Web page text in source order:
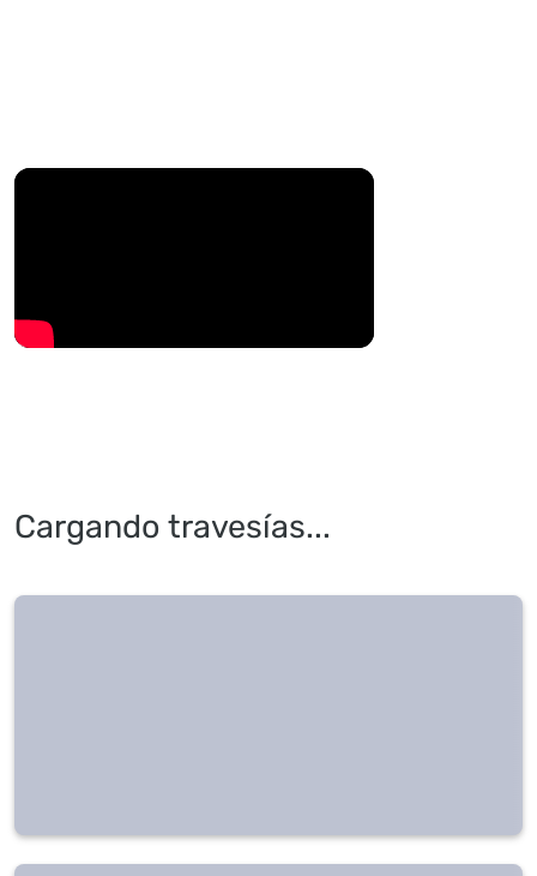
Cargando travesías...